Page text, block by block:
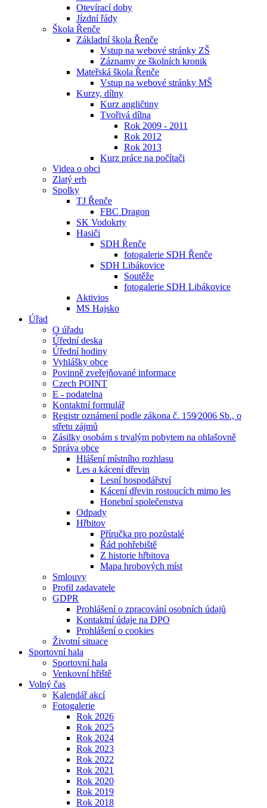
Otevírací doby
Jízdní řády
Škola Řenče
Základní škola Řenče
Vstup na webové stránky ZŠ
Záznamy ze školních kronik
Mateřská škola Řenče
Vstup na webové stránky MŠ
Kurzy, dílny
Kurz angličtiny
Tvořivá dílna
Rok 2009 - 2011
Rok 2012
Rok 2013
Kurz práce na počítači
Videa o obci
Zlatý erb
Spolky
TJ Řenče
FBC Dragon
SK Vodokrty
Hasiči
SDH Řenče
fotogalerie SDH Řenče
SDH Libákovice
Soutěže
fotogalerie SDH Libákovice
Aktivios
MS Hajsko
Úřad
O úřadu
Úřední deska
Úřední hodiny
Vyhlášky obce
Povinně zveřejňované informace
Czech POINT
E - podatelna
Kontaktní formulář
Registr oznámení podle zákona č. 159⁄2006 Sb., o
střetu zájmů
Zásilky osobám s trvalým pobytem na ohlašovně
Správa obce
Hlášení místního rozhlasu
Les a kácení dřevin
Lesní hospodářství
Kácení dřevin rostoucích mimo les
Honební společenstva
Odpady
Hřbitov
Příručka pro pozůstalé
Řád pohřebiště
Z historie hřbitova
Mapa hrobových míst
Smlouvy
Profil zadavatele
GDPR
Prohlášení o zpracování osobních údajů
Kontaktní údaje na DPO
Prohlášení o cookies
Životní situace
Sportovní hala
Sportovní hala
Venkovní hřiště
Volný čas
Kalendář akcí
Fotogalerie
Rok 2026
Rok 2025
Rok 2024
Rok 2023
Rok 2022
Rok 2021
Rok 2020
Rok 2019
Rok 2018